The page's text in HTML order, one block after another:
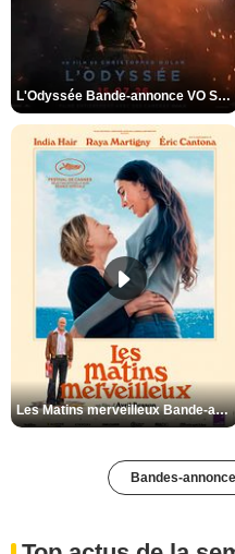
L'Odyssée Bande-annonce VO STFR
Les Matins merveilleux Bande-annonce VF
Bandes-